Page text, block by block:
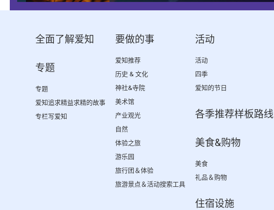
全面了解爱知
专题
专题
爱知追求精益求精的故事
专栏写爱知
要做的事
爱知推荐
历史 & 文化
神社&寺院
美术馆
产业观光
自然
体验之旅
游乐园
旅行团＆体验
旅游景点＆活动搜索工具
活动
活动
四季
爱知的节日
各季推荐样板路线
美食&购物
美食
礼品＆购物
住宿设施